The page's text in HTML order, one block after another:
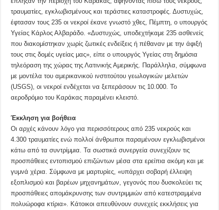
τραυματίες, εγκλωβισμένους και τεράστιες καταστροφές. Δυστυχώς,
έφτασαν τους 235 οι νεκροί έκανε γνωστό χθες, Πέμπτη, ο υπουργός
Υγείας Κάρλος Αλβαράδο. «Δυστυχώς, υποδεχτήκαμε 235 ασθενείς
που διακομίστηκαν χωρίς ζωτικές ενδείξεις ή πέθαναν με την άφιξή
τους στις δομές υγείας μας», είπε ο υπουργός Υγείας στη δημόσια
τηλεόραση της χώρας της Λατινικής Αμερικής. Παράλληλα, σύμφωνα
με μοντέλα του αμερικανικού ινστιτούτου γεωλογικών μελετών
(USGS), οι νεκροί ενδέχεται να ξεπεράσουν τις 10.000. Το
αεροδρόμιο του Καράκας παραμένει κλειστό.
Έκκληση για βοήθεια
Οι αρχές κάνουν λόγο για περισσότερους από 235 νεκρούς και
4.300 τραυματίες ενώ πολλοί άνθρωποι παραμένουν εγκλωβισμένοι
κάτω από τα συντρίμμια. Τα σωστικά συνεργεία συνεχίζουν τις
προσπάθειες εντοπισμού επιζώντων μέσα στα ερείπια ακόμη και με
γυμνά χέρια. Σύμφωνα με μαρτυρίες, «υπάρχει σοβαρή έλλειψη
εξοπλισμού και βαρέων μηχανημάτων, γεγονός που δυσκολεύει τις
προσπάθειες απομάκρυνσης των συντριμμιών από κατεστραμμένα
πολυώροφα κτίρια». Κάτοικοι απευθύνουν συνεχείς εκκλήσεις για